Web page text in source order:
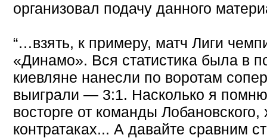
организовал подачу данного
“…взять, к примеру, матч Лиги
«Динамо». Вся статистика была в
киевляне нанесли по воротам
выиграли — 3:1. Насколько я
восторге от команды Лобановского,
контратаках... А давайте сравним